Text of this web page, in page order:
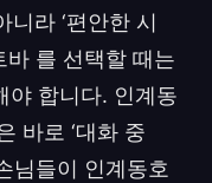
니라 ‘편안한 시
바 를 선택할 때는
야 합니다. 인계동
바로 ‘대화 중
님들이 인계동호